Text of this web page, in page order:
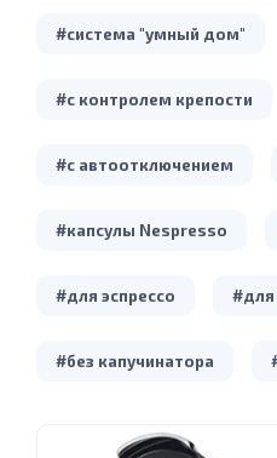
#система "умный дом"
#с контролем крепости
#с автоотключением
#капсулы Nespresso
#для эспрессо #для
#без капучинатора